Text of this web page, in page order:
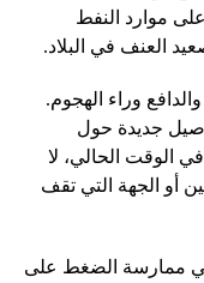
موارد النفط
العنف في البلاد.
والدافع وراء الهجوم.
جديدة حول
الوقت الحالي، لا
أو الجهة التي تقف
في ممارسة الضغط على